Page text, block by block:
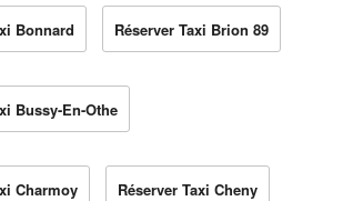
Bonnard Réserver Taxi Brion 89
Bussy-En-Othe
Charmoy Réserver Taxi Cheny